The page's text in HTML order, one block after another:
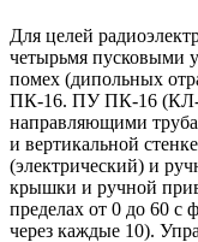
Для целей
четырьмя пусковыми
помех (дипольных
ПК-16. ПУ ПК-16 (КЛ-
направляющими
и вертикальной
(электрический) и
крышки и ручной
пределах от 0 до 60 с
через каждые 10).